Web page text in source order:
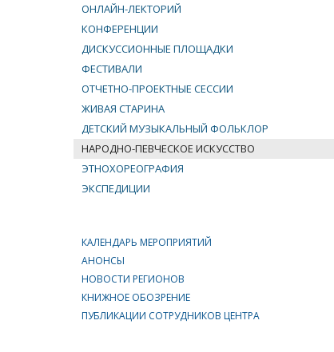
ОНЛАЙН-ЛЕКТОРИЙ
КОНФЕРЕНЦИИ
ДИСКУССИОННЫЕ ПЛОЩАДКИ
ФЕСТИВАЛИ
ОТЧЕТНО-ПРОЕКТНЫЕ СЕССИИ
ЖИВАЯ СТАРИНА
ДЕТСКИЙ МУЗЫКАЛЬНЫЙ ФОЛЬКЛОР
НАРОДНО-ПЕВЧЕСКОЕ ИСКУССТВО
ЭТНОХОРЕОГРАФИЯ
ЭКСПЕДИЦИИ
КАЛЕНДАРЬ МЕРОПРИЯТИЙ
АНОНСЫ
НОВОСТИ РЕГИОНОВ
КНИЖНОЕ ОБОЗРЕНИЕ
ПУБЛИКАЦИИ СОТРУДНИКОВ ЦЕНТРА